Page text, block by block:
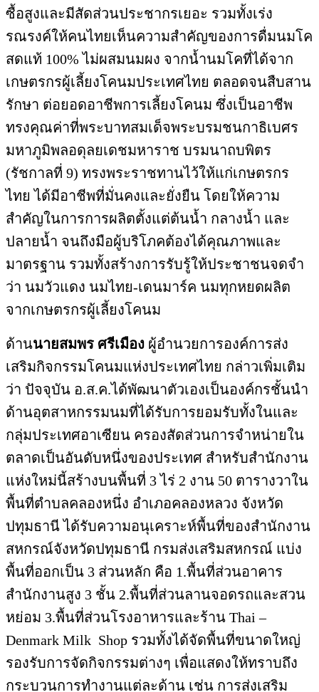
ซื้อสูงและมีสัดส่วนประชากรเยอะ รวมทั้งเร่ง
รณรงค์ให้คนไทยเห็นความสำคัญของการดื่มนมโค
สดแท้ 100% ไม่ผสมนมผง จากน้ำนมโคที่ได้จาก
เกษตรกรผู้เลี้ยงโคนมประเทศไทย ตลอดจนสืบสาน
รักษา ต่อยอดอาชีพการเลี้ยงโคนม ซึ่งเป็นอาชีพ
ทรงคุณค่าที่พระบาทสมเด็จพระบรมชนกาธิเบศร
มหาภูมิพลอดุลยเดชมหาราช บรมนาถบพิตร
(รัชกาลที่ 9) ทรงพระราชทานไว้ให้แก่เกษตรกร
ไทย ได้มีอาชีพที่มั่นคงและยั่งยืน โดยให้ความ
สำคัญในการการผลิตตั้งแต่ต้นน้ำ กลางน้ำ และ
ปลายน้ำ จนถึงมือผู้บริโภคต้องได้คุณภาพและ
มาตรฐาน รวมทั้งสร้างการรับรู้ให้ประชาชนจดจำ
ว่า นมวัวแดง นมไทย-เดนมาร์ค นมทุกหยดผลิต
จากเกษตรกรผู้เลี้ยงโคนม
ด้านนายสมพร ศรีเมือง ผู้อำนวยการองค์การส่ง
เสริมกิจกรรมโคนมแห่งประเทศไทย กล่าวเพิ่มเติม
ว่า ปัจจุบัน อ.ส.ค.ได้พัฒนาตัวเองเป็นองค์กรชั้นนำ
ด้านอุตสาหกรรมนมที่ได้รับการยอมรับทั้งในและ
กลุ่มประเทศอาเซียน ครองสัดส่วนการจำหน่ายใน
ตลาดเป็นอันดับหนึ่งของประเทศ สำหรับสำนักงาน
แห่งใหม่นี้สร้างบนพื้นที่ 3 ไร่ 2 งาน 50 ตารางวาใน
พื้นที่ตำบลคลองหนึ่ง อำเภอคลองหลวง จังหวัด
ปทุมธานี ได้รับความอนุเคราะห์พื้นที่ของสำนักงาน
สหกรณ์จังหวัดปทุมธานี กรมส่งเสริมสหกรณ์ แบ่ง
พื้นที่ออกเป็น 3 ส่วนหลัก คือ 1.พื้นที่ส่วนอาคาร
สำนักงานสูง 3 ชั้น 2.พื้นที่ส่วนลานจอดรถและสวน
หย่อม 3.พื้นที่ส่วนโรงอาหารและร้าน Thai –
Denmark Milk Shop รวมทั้งได้จัดพื้นที่ขนาดใหญ่
รองรับการจัดกิจกรรมต่างๆ เพื่อแสดงให้ทราบถึง
กระบวนการทำงานแต่ละด้าน เช่น การส่งเสริม